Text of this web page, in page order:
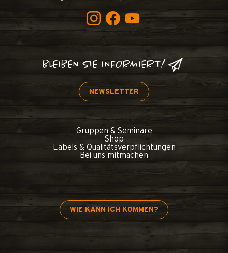
BLEIBEN SIE INFORMIERT!
NEWSLETTER
Gruppen & Seminare
Shop
Labels & Qualitätsverpflichtungen
Bei uns mitmachen
WIE KANN ICH KOMMEN?